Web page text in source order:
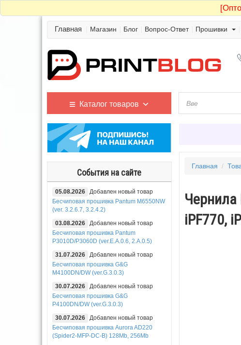
Главная Магазин Блог Вопрос-Ответ Прошивки
Каталог товаров
События на сайте
05.08.2026
Добавлен новый товар
Бесчиповая прошивка Pantum M6550NW
(ver. 3.2.6.7, 3.2.4.2)
03.08.2026
Добавлен новый товар
Бесчиповая прошивка Pantum
P3010D/P3060D (ver.E.A.0.6, 2.A.0.5)
31.07.2026
Добавлен новый товар
Бесчиповая прошивка G&G
M4100DN/DW (ver.G.3.0.3)
30.07.2026
Добавлен новый товар
Бесчиповая прошивка G&G
P4100DN/DW (ver.G.3.0.3)
30.07.2026
Добавлен новый товар
Бесчиповая прошивка Aurora AD220
(Spider2-MFP-DC-B) 128Mb, 256Mb
Главная /
Чернила
iPF770,